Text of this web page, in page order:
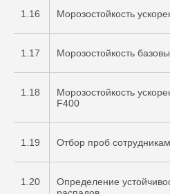
1.16 Морозостойкость
1.17 Морозостойкость
1.18
Морозостойкость
F400
1.19 Отбор проб
1.20
Определение